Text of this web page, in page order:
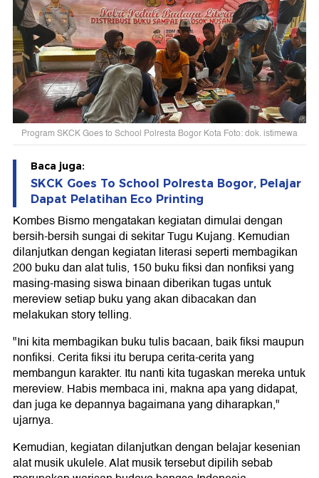
Program SKCK Goes to School Polresta Bogor Kota Foto: dok. istimewa
Baca juga:
SKCK Goes To School Polresta Bogor, Pelajar
Dapat Pelatihan Eco Printing
Kombes Bismo mengatakan kegiatan dimulai dengan
bersih-bersih sungai di sekitar Tugu Kujang. Kemudian
dilanjutkan dengan kegiatan literasi seperti membagikan
200 buku dan alat tulis, 150 buku fiksi dan nonfiksi yang
masing-masing siswa binaan diberikan tugas untuk
mereview setiap buku yang akan dibacakan dan
melakukan story telling.
"Ini kita membagikan buku tulis bacaan, baik fiksi maupun
nonfiksi. Cerita fiksi itu berupa cerita-cerita yang
membangun karakter. Itu nanti kita tugaskan mereka untuk
mereview. Habis membaca ini, makna apa yang didapat,
dan juga ke depannya bagaimana yang diharapkan,"
ujarnya.
Kemudian, kegiatan dilanjutkan dengan belajar kesenian
alat musik ukulele. Alat musik tersebut dipilih sebab